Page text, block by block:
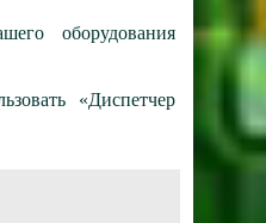
оборудования
«Диспетчер